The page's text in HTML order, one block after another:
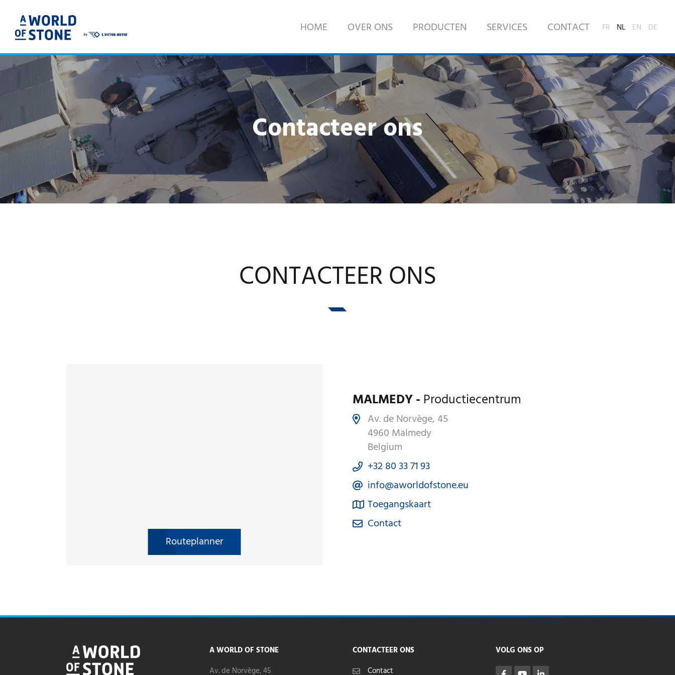
HOME OVER ONS PRODUCTEN SERVICES CONTACT
A WORLD OF STONE® RONDOSTONE® STONE-CUBE® ONZE PRODUCTEN
FR NL EN DE
Contacteer ons
CONTACTEER ONS
Routeplanner
MALMEDY - Productiecentrum
Av. de Norvège, 45
4960 Malmedy
Belgium
+32 80 33 71 93
info@aworldofstone.eu
Toegangskaart
Contact
A WORLD OF STONE
Av. de Norvège, 45
CONTACTEER ONS
Contact
VOLG ONS OP